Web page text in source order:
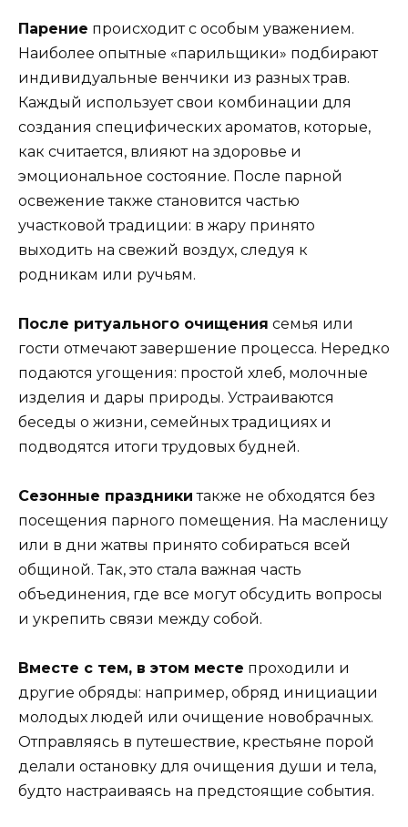
Парение происходит с особым уважением.
Наиболее опытные «парильщики» подбирают
индивидуальные венчики из разных трав.
Каждый использует свои комбинации для
создания специфических ароматов, которые,
как считается, влияют на здоровье и
эмоциональное состояние. После парной
освежение также становится частью
участковой традиции: в жару принято
выходить на свежий воздух, следуя к
родникам или ручьям.
После ритуального очищения семья или
гости отмечают завершение процесса. Нередко
подаются угощения: простой хлеб, молочные
изделия и дары природы. Устраиваются
беседы о жизни, семейных традициях и
подводятся итоги трудовых будней.
Сезонные праздники также не обходятся без
посещения парного помещения. На масленицу
или в дни жатвы принято собираться всей
общиной. Так, это стала важная часть
объединения, где все могут обсудить вопросы
и укрепить связи между собой.
Вместе с тем, в этом месте проходили и
другие обряды: например, обряд инициации
молодых людей или очищение новобрачных.
Отправляясь в путешествие, крестьяне порой
делали остановку для очищения души и тела,
будто настраиваясь на предстоящие события.